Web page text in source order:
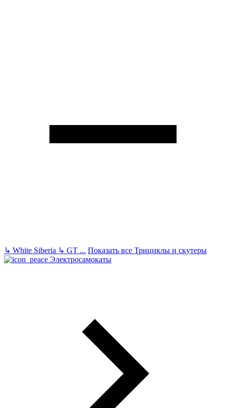
↳ White Siberia ↳ GT ... Показать все Трициклы и скутеры
Электросамокаты